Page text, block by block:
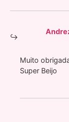
Muito
Super Beijo